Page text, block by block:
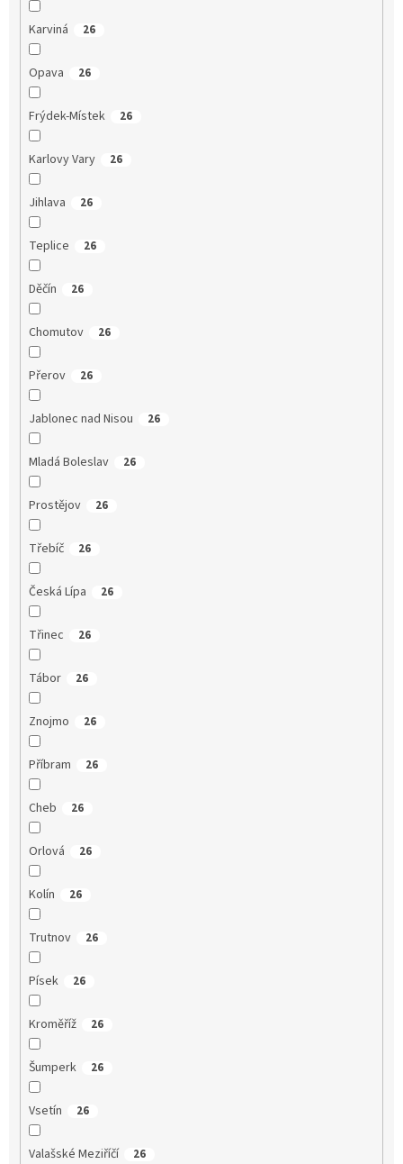
Karviná 26
Opava 26
Frýdek-Místek 26
Karlovy Vary 26
Jihlava 26
Teplice 26
Děčín 26
Chomutov 26
Přerov 26
Jablonec nad Nisou 26
Mladá Boleslav 26
Prostějov 26
Třebíč 26
Česká Lípa 26
Třinec 26
Tábor 26
Znojmo 26
Příbram 26
Cheb 26
Orlová 26
Kolín 26
Trutnov 26
Písek 26
Kroměříž 26
Šumperk 26
Vsetín 26
Valašské Meziříčí 26